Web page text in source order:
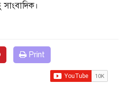
Print